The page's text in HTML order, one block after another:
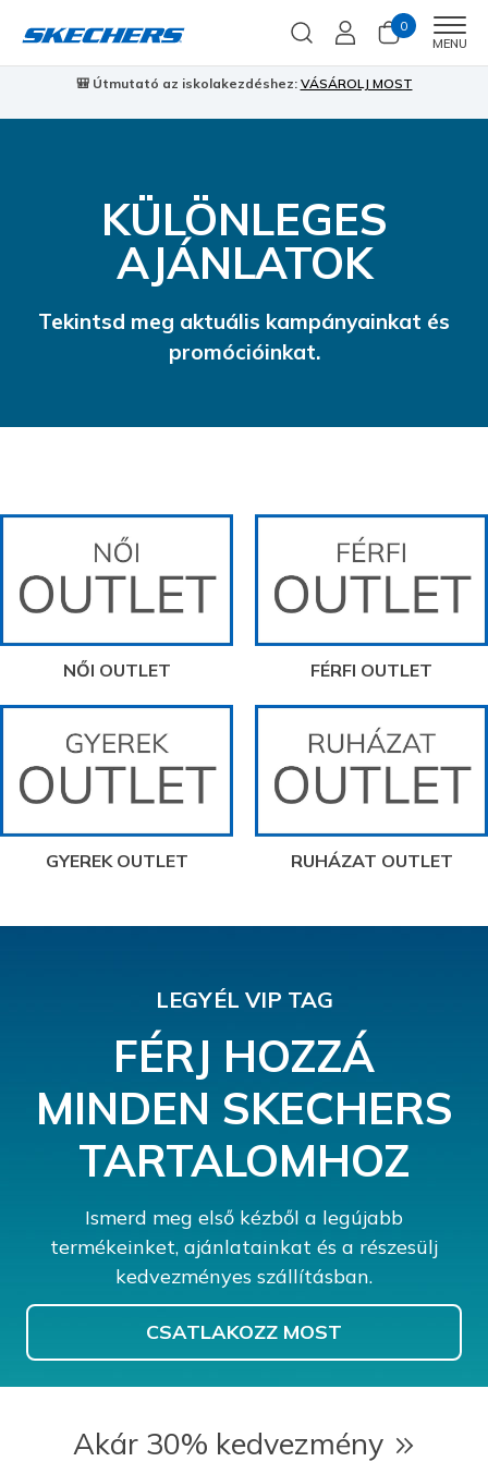
0
MENU
🎒 Útmutató az iskolakezdéshez: VÁSÁROLJ MOST
KÜLÖNLEGES
AJÁNLATOK
Tekintsd meg aktuális kampányainkat és
promócióinkat.
NŐI OUTLET FÉRFI OUTLET
GYEREK OUTLET RUHÁZAT OUTLET
LEGYÉL VIP TAG
FÉRJ HOZZÁ
MINDEN SKECHERS
TARTALOMHOZ
Ismerd meg első kézből a legújabb
termékeinket, ajánlatainkat és a részesülj
kedvezményes szállításban.
CSATLAKOZZ MOST
Akár 30% kedvezmény